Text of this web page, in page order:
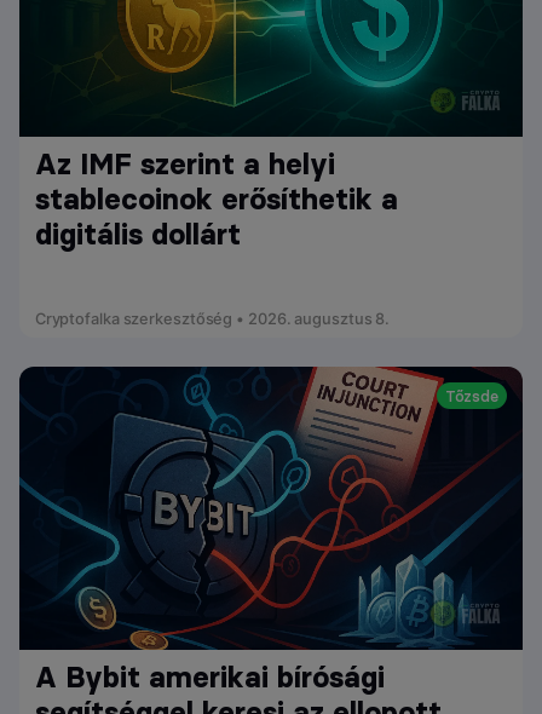
Az IMF szerint a helyi
stablecoinok erősíthetik a
digitális dollárt
Cryptofalka szerkesztőség • 2026. augusztus 8.
Tőzsde
A Bybit amerikai bírósági